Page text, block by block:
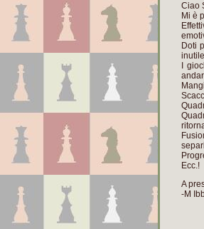
Ciao
Mi è
Doti
I
Ecc.!
A
-M